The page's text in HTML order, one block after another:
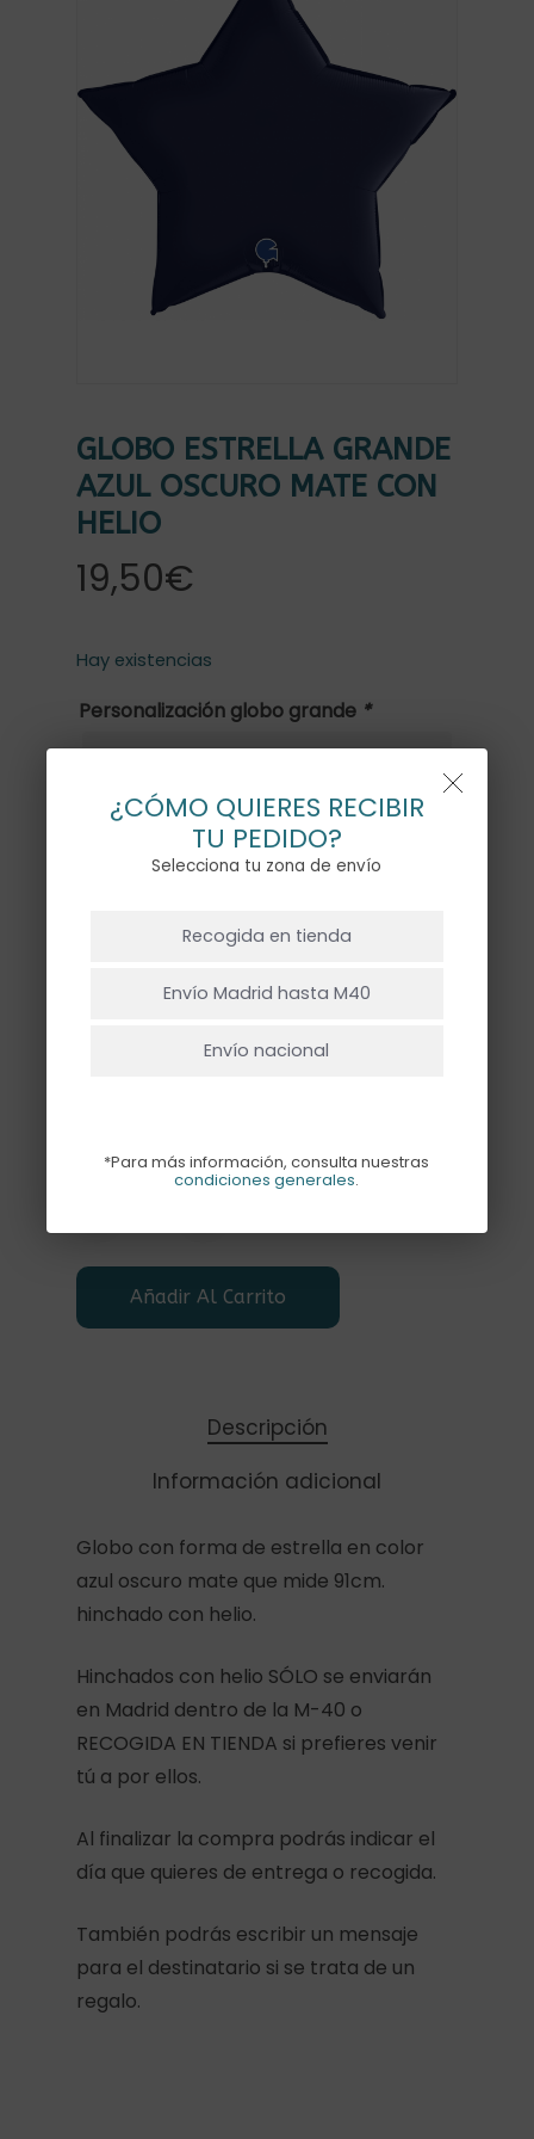
GLOBO ESTRELLA GRANDE
AZUL OSCURO MATE CON
HELIO
19,50€
Hay existencias
Personalización globo grande *
Texto
Escribe el texto que quieres que
OSCURO MATE CON HELIO
Añadir Al Carrito
Descripción
Información adicional
Globo con forma de estrella en color
azul oscuro mate que mide 91cm.
hinchado con helio.
Hinchados con helio SÓLO se enviarán
en Madrid dentro de la M-40 o
RECOGIDA EN TIENDA si prefieres venir
tú a por ellos.
Al finalizar la compra podrás indicar el
día que quieres de entrega o recogida.
También podrás escribir un mensaje
para el destinatario si se trata de un
regalo.
¿CÓMO QUIERES RECIBIR
TU PEDIDO?
Selecciona tu zona de envío
Recogida en tienda
Envío Madrid hasta M40
Envío nacional
*Para más información, consulta nuestras
condiciones generales.